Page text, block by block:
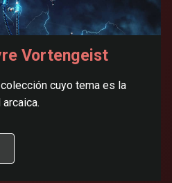
Vortengeist
cuyo tema es la